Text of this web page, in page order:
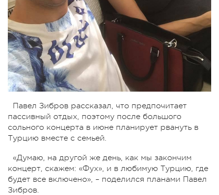
Павел Зибров рассказал, что предпочитает
пассивный отдых, поэтому после большого
сольного концерта в июне планирует рвануть в
Турцию вместе с семьей.
«Думаю, на другой же день, как мы закончим
концерт, скажем: «Фух», и в любимую Турцию, где
будет все включено», – поделился планами Павел
Зибров.